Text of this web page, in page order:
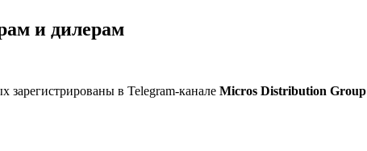
и дилерам
зарегистрированы в Telegram-канале Micros Distribution Group